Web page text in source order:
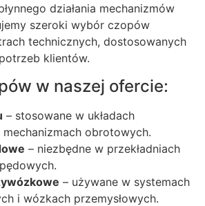
działania mechanizmów
szeroki wybór czopów
technicznych, dostosowanych
klientów.
w naszej ofercie:
– stosowane w układach
mechanizmach obrotowych.
– niezbędne w przekładniach
– używane w systemach
i wózkach przemysłowych.